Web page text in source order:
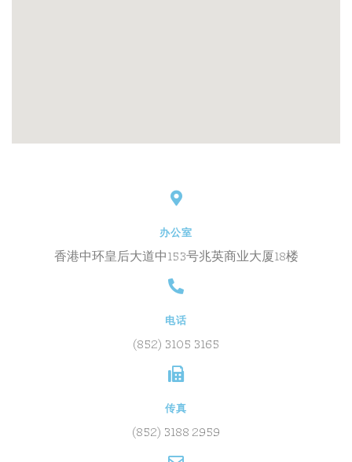
办公室
香港中环皇后大道中153号兆英商业大厦18楼
电话
(852) 3105 3165
传真
(852) 3188 2959